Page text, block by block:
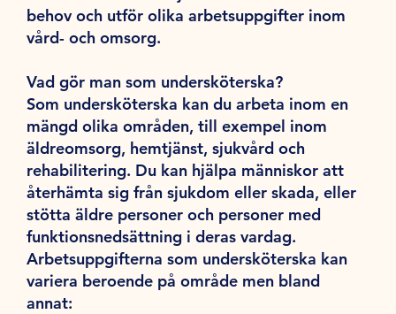
behov och utför olika arbetsuppgifter inom
vård- och omsorg.
Vad gör man som undersköterska?
Som undersköterska kan du arbeta inom en
mängd olika områden, till exempel inom
äldreomsorg, hemtjänst, sjukvård och
rehabilitering. Du kan hjälpa människor att
återhämta sig från sjukdom eller skada, eller
stötta äldre personer och personer med
funktionsnedsättning i deras vardag.
Arbetsuppgifterna som undersköterska kan
variera beroende på område men bland
annat: